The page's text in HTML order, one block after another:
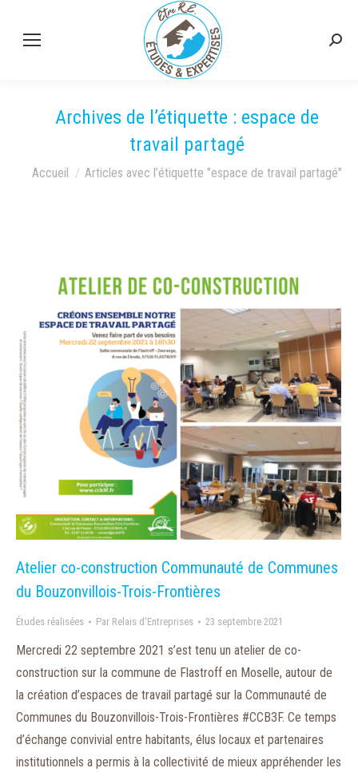
Archives de l’étiquette : espace de
travail partagé
Vous êtes ici :
Accueil Articles avec l’étiquette "espace de travail partagé"
Atelier co-construction Communauté de Communes
du Bouzonvillois-Trois-Frontières
Études réalisées Par Relais d'Entreprises 23 septembre 2021
Mercredi 22 septembre 2021 s’est tenu un atelier de co-
construction sur la commune de Flastroff en Moselle, autour de
la création d’espaces de travail partagé sur la Communauté de
Communes du Bouzonvillois-Trois-Frontières #CCB3F. Ce temps
d’échange convivial entre habitants, élus locaux et partenaires
institutionnels a permis à la collectivité de mieux appréhender les